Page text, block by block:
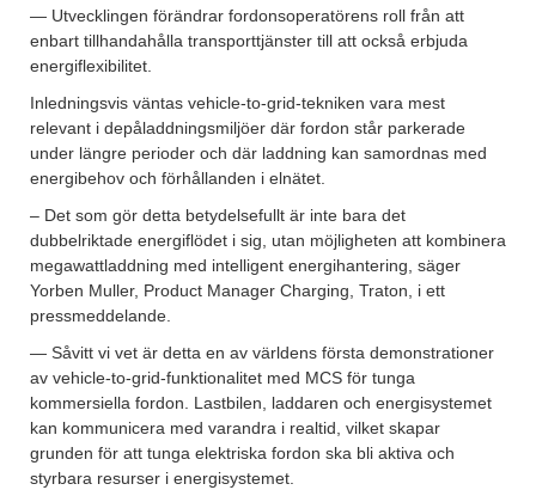
— Utvecklingen förändrar fordonsoperatörens roll från att
enbart tillhandahålla transporttjänster till att också erbjuda
energiflexibilitet.
Inledningsvis väntas vehicle-to-grid-tekniken vara mest
relevant i depåladdningsmiljöer där fordon står parkerade
under längre perioder och där laddning kan samordnas med
energibehov och förhållanden i elnätet.
– Det som gör detta betydelsefullt är inte bara det
dubbelriktade energiflödet i sig, utan möjligheten att kombinera
megawattladdning med intelligent energihantering, säger
Yorben Muller, Product Manager Charging, Traton, i ett
pressmeddelande.
— Såvitt vi vet är detta en av världens första demonstrationer
av vehicle-to-grid-funktionalitet med MCS för tunga
kommersiella fordon. Lastbilen, laddaren och energisystemet
kan kommunicera med varandra i realtid, vilket skapar
grunden för att tunga elektriska fordon ska bli aktiva och
styrbara resurser i energisystemet.